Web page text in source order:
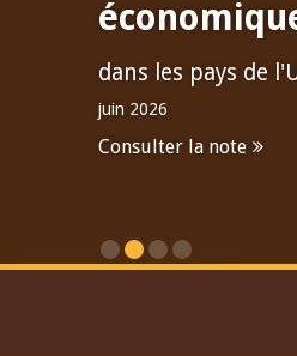
dans les pays de
juin 2026
Consulter la note